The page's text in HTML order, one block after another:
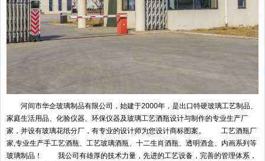
河间市华企玻璃制品有限公司，始建于2000年，是出口特硬玻璃工艺制品、
家庭生活用品、化验仪器、环保仪器及玻璃工艺酒瓶设计与制作的专业生产厂
家，并设有玻璃花纸分厂，有专业的设计师为您设计商标图案。 工艺酒瓶厂
家,专业生产手工艺酒瓶、工艺玻璃酒瓶、十二生肖酒瓶、透明酒盒、内画系列等
玻璃制品！ 我公司有雄厚的技术力量，先进的工艺设备，完善的管理体系，